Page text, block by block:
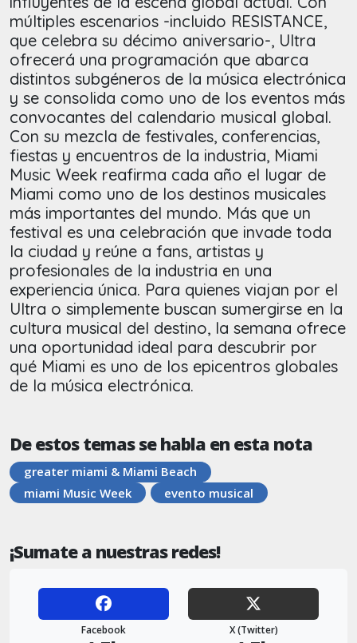
múltiples escenarios -incluido RESISTANCE,
que celebra su décimo aniversario-, Ultra
ofrecerá una programación que abarca
distintos subgéneros de la música electrónica
y se consolida como uno de los eventos más
convocantes del calendario musical global.
Con su mezcla de festivales, conferencias,
fiestas y encuentros de la industria, Miami
Music Week reafirma cada año el lugar de
Miami como uno de los destinos musicales
más importantes del mundo. Más que un
festival es una celebración que invade toda
la ciudad y reúne a fans, artistas y
profesionales de la industria en una
experiencia única. Para quienes viajan por el
Ultra o simplemente buscan sumergirse en la
cultura musical del destino, la semana ofrece
una oportunidad ideal para descubrir por
qué Miami es uno de los epicentros globales
de la música electrónica.
De estos temas se habla en esta nota
greater miami & Miami Beach
miami Music Week
evento musical
¡Sumate a nuestras redes!
Facebook X (Twitter)